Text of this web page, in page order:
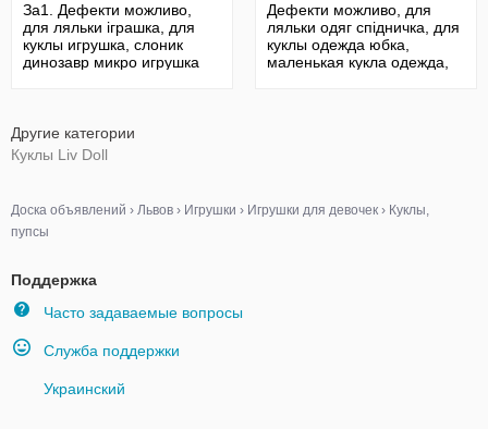
За1. Дефекти можливо,
для ляльки іграшка, для
куклы игрушка, слоник
динозавр микро игрушка
Дефекти можливо, для
ляльки одяг спідничка, для
куклы одежда юбка,
маленькая кукла одежда,
Другие категории
Куклы Liv Doll
Доска объявлений › Львов › Игрушки › Игрушки для девочек › Куклы,
пупсы
Поддержка
Часто задаваемые вопросы
Служба поддержки
Украинский